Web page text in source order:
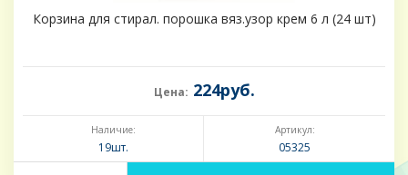
Корзина для стирал. порошка вяз.узор крем 6 л (24 шт)
Цена: 224руб.
Наличие:
19шт.
Артикул:
05325